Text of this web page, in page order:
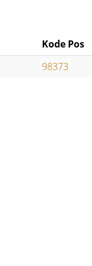
Kode Pos
98373